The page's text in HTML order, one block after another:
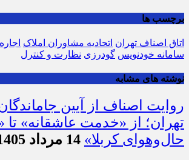
برچسب ها
اتاق اصناف تهران اتحادیه مشاوران املاک
سامانه خودنویس گودرزی نظارت و کنترل
نوشته های مشابه
روایت اصناف از آیین
تهران؛ از «خدمت عاشقانه» تا
حال‌وهوای کربلا» 14 مرداد 1405 - 13:12